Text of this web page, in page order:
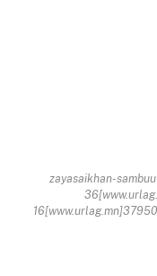
zayasaikhan-